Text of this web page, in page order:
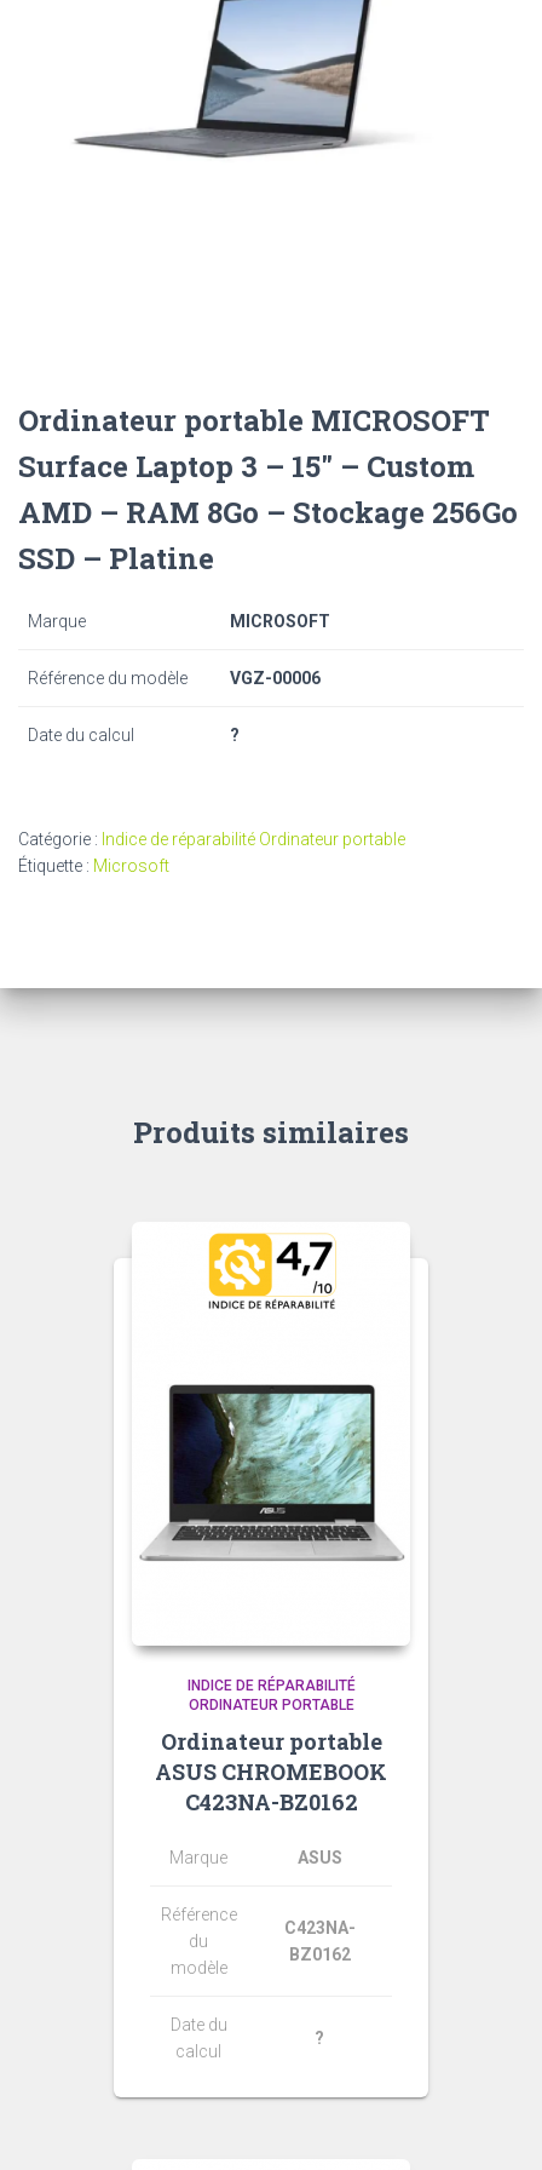
Ordinateur portable MICROSOFT
Surface Laptop 3 – 15″ – Custom
AMD – RAM 8Go – Stockage 256Go
SSD – Platine
Marque MICROSOFT
Référence du modèle VGZ-00006
Date du calcul ?
Catégorie : Indice de réparabilité Ordinateur portable
Étiquette : Microsoft
Produits similaires
INDICE DE RÉPARABILITÉ
ORDINATEUR PORTABLE
Ordinateur portable
ASUS CHROMEBOOK
C423NA-BZ0162
Marque ASUS
Référence
du
modèle
C423NA-
BZ0162
Date du
calcul
?